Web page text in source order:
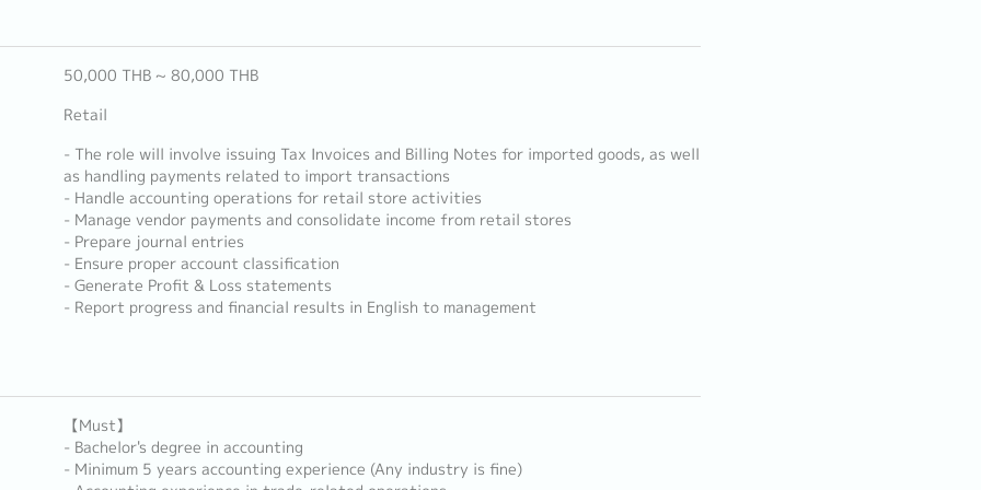
50,000 THB ~ 80,000 THB
Retail
- The role will involve issuing Tax Invoices and Billing Notes for imported goods, as well
as handling payments related to import transactions
- Handle accounting operations for retail store activities
- Manage vendor payments and consolidate income from retail stores
- Prepare journal entries
- Ensure proper account classification
- Generate Profit & Loss statements
- Report progress and financial results in English to management
【Must】
- Bachelor's degree in accounting
- Minimum 5 years accounting experience (Any industry is fine)